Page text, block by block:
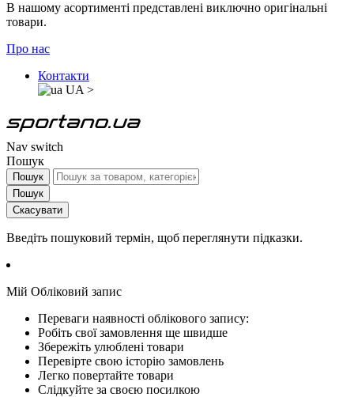
В нашому асортименті представлені виключно оригінальні
товари.
Про нас
Контакти
UA >
Nav switch
Пошук
Пошук
Пошук
Скасувати
Введіть пошуковий термін, щоб переглянути підказки.
Мій Обліковий запис
Переваги наявності облікового запису:
Робіть свої замовлення ще швидше
Збережіть улюблені товари
Перевірте свою історію замовлень
Легко повертайте товари
Слідкуйте за своєю посилкою